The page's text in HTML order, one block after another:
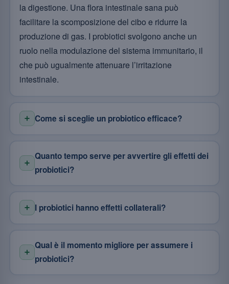
la digestione. Una flora intestinale sana può
facilitare la scomposizione del cibo e ridurre la
produzione di gas. I probiotici svolgono anche un
ruolo nella modulazione del sistema immunitario, il
che può ugualmente attenuare l’irritazione
intestinale.
Come si sceglie un probiotico efficace?
Quanto tempo serve per avvertire gli effetti dei
probiotici?
I probiotici hanno effetti collaterali?
Qual è il momento migliore per assumere i
probiotici?